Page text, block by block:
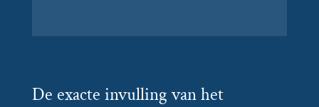
De exacte invulling van het